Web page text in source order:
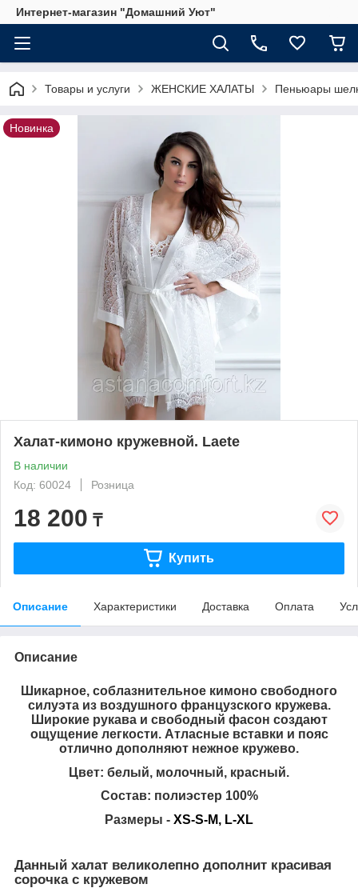
Интернет-магазин "Домашний Уют"
Товары и услуги ЖЕНСКИЕ ХАЛАТЫ Пеньюары
Новинка
Халат-кимоно кружевной. Laete
В наличии
Код: 60024
Розница
18 200 ₸
Купить
Описание Характеристики Доставка Оплата
Описание
Шикарное, соблазнительное кимоно свободного
силуэта из воздушного французского кружева.
Широкие рукава и свободный фасон создают
ощущение легкости. Атласные вставки и пояс
отлично дополняют нежное кружево.
Цвет: белый, молочный, красный.
Состав: полиэстер 100%
Размеры - ХS-S-M, L-XL
Данный халат великолепно дополнит красивая
сорочка с кружевом